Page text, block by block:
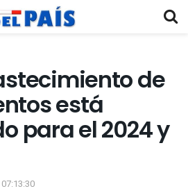
de
está
para el 2024 y